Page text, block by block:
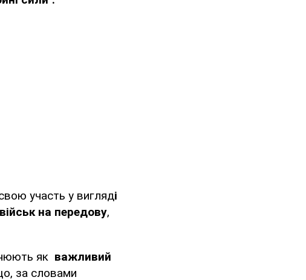
участь у вигляді
на передову,
як важливий
за словами